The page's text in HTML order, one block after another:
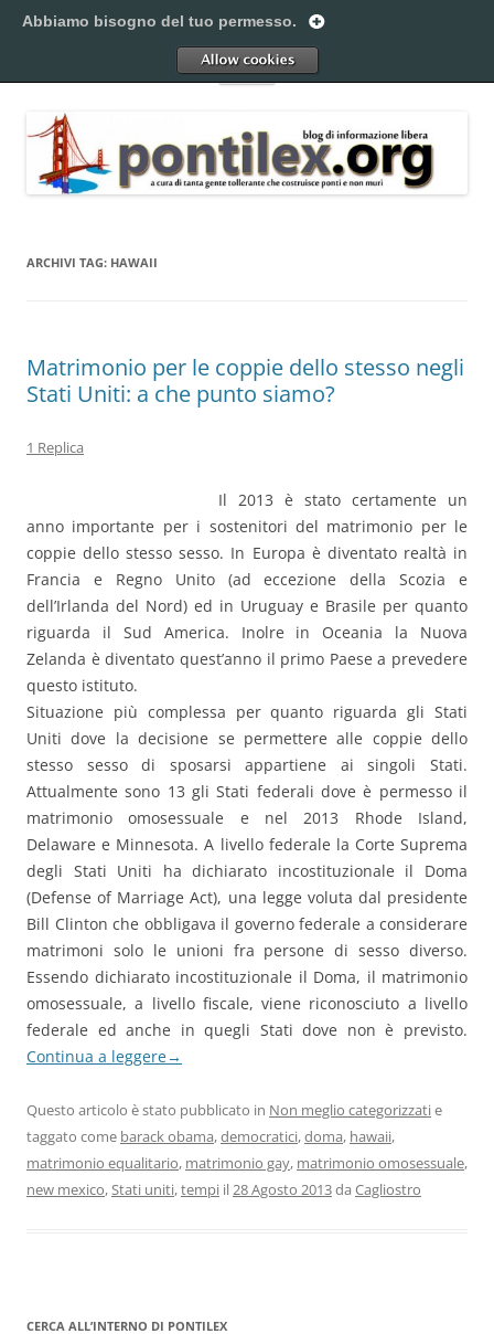
al
Pontilex
Menu
ARCHIVI TAG: HAWAII
Matrimonio per le coppie dello stesso negli
Stati Uniti: a che punto siamo?
1 Replica
Il 2013 è stato certamente un
anno importante per i sostenitori del matrimonio per le
coppie dello stesso sesso. In Europa è diventato realtà in
Francia e Regno Unito (ad eccezione della Scozia e
dell’Irlanda del Nord) ed in Uruguay e Brasile per quanto
riguarda il Sud America. Inolre in Oceania la Nuova
Zelanda è diventato quest’anno il primo Paese a prevedere
questo istituto.
Situazione più complessa per quanto riguarda gli Stati
Uniti dove la decisione se permettere alle coppie dello
stesso sesso di sposarsi appartiene ai singoli Stati.
Attualmente sono 13 gli Stati federali dove è permesso il
matrimonio omosessuale e nel 2013 Rhode Island,
Delaware e Minnesota. A livello federale la Corte Suprema
degli Stati Uniti ha dichiarato incostituzionale il Doma
(Defense of Marriage Act), una legge voluta dal presidente
Bill Clinton che obbligava il governo federale a considerare
matrimoni solo le unioni fra persone di sesso diverso.
Essendo dichiarato incostituzionale il Doma, il matrimonio
omosessuale, a livello fiscale, viene riconosciuto a livello
federale ed anche in quegli Stati dove non è previsto.
Continua a leggere→
Questo articolo è stato pubblicato in Non meglio categorizzatie
taggato come barack obama,democratici,doma, hawaii,
matrimonio equalitario, matrimonio gay, matrimonio omosessuale,
new mexico,Stati uniti,tempi il28 Agosto 2013da Cagliostro
CERCA ALL’INTERNO DI PONTILEX
Abbiamo bisogno del tuo permesso.